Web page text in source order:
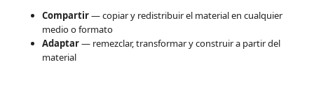
Compartir— copiar y redistribuir el material en cualquier
medio o formato
Adaptar— remezclar, transformar y construir a partir del
material